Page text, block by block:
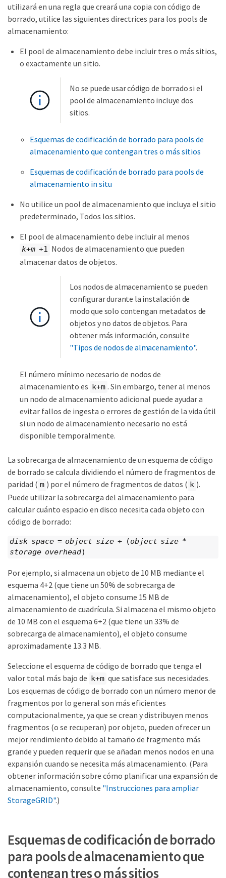
utilizará en una regla que creará una copia con código de
borrado, utilice las siguientes directrices para los pools de
almacenamiento:
El pool de almacenamiento debe incluir tres o más sitios,
o exactamente un sitio.
No se puede usar código de borrado si el
pool de almacenamiento incluye dos
sitios.
Esquemas de codificación de borrado para pools de
almacenamiento que contengan tres o más sitios
Esquemas de codificación de borrado para pools de
almacenamiento in situ
No utilice un pool de almacenamiento que incluya el sitio
predeterminado, Todos los sitios.
El pool de almacenamiento debe incluir al menos
k+m +1 Nodos de almacenamiento que pueden
almacenar datos de objetos.
Los nodos de almacenamiento se pueden
configurar durante la instalación de
modo que solo contengan metadatos de
objetos y no datos de objetos. Para
obtener más información, consulte
"Tipos de nodos de almacenamiento".
El número mínimo necesario de nodos de
almacenamiento es k+m . Sin embargo, tener al menos
un nodo de almacenamiento adicional puede ayudar a
evitar fallos de ingesta o errores de gestión de la vida útil
si un nodo de almacenamiento necesario no está
disponible temporalmente.
La sobrecarga de almacenamiento de un esquema de código
de borrado se calcula dividiendo el número de fragmentos de
paridad ( m ) por el número de fragmentos de datos ( k ).
Puede utilizar la sobrecarga del almacenamiento para
calcular cuánto espacio en disco necesita cada objeto con
código de borrado:
disk space= object size + (object size *
storage overhead)
Por ejemplo, si almacena un objeto de 10 MB mediante el
esquema 4+2 (que tiene un 50% de sobrecarga de
almacenamiento), el objeto consume 15 MB de
almacenamiento de cuadrícula. Si almacena el mismo objeto
de 10 MB con el esquema 6+2 (que tiene un 33% de
sobrecarga de almacenamiento), el objeto consume
aproximadamente 13.3 MB.
Seleccione el esquema de código de borrado que tenga el
valor total más bajo de k+m que satisface sus necesidades.
Los esquemas de código de borrado con un número menor de
fragmentos por lo general son más eficientes
computacionalmente, ya que se crean y distribuyen menos
fragmentos (o se recuperan) por objeto, pueden ofrecer un
mejor rendimiento debido al tamaño de fragmento más
grande y pueden requerir que se añadan menos nodos en una
expansión cuando se necesita más almacenamiento. (Para
obtener información sobre cómo planificar una expansión de
almacenamiento, consulte "Instrucciones para ampliar
StorageGRID".)
Esquemas de codificación de borrado
para pools de almacenamiento que
contengan tres o más sitios